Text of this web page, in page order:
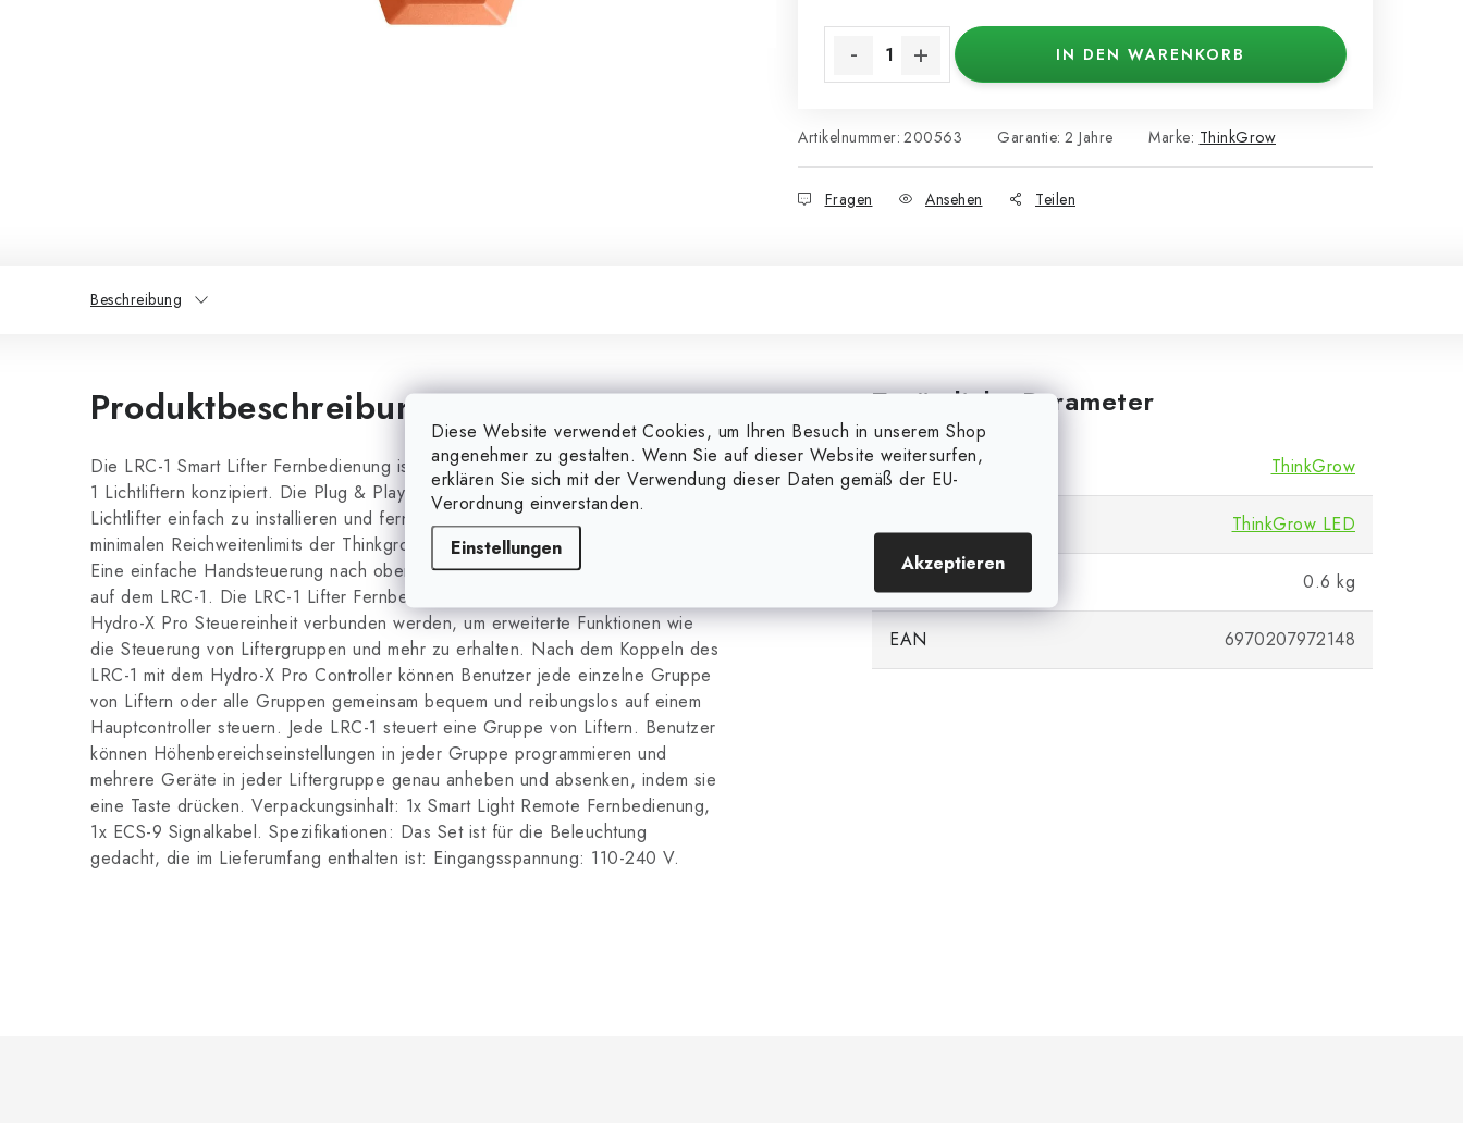
Diese Website verwendet Cookies, um Ihren Besuch in unserem Shop
angenehmer zu gestalten. Wenn Sie auf dieser Website weitersurfen,
erklären Sie sich mit der Verwendung dieser Daten gemäß der EU-
Verordnung einverstanden.
Einstellungen
Akzeptieren
IN DEN WARENKORB
Artikelnummer: 200563 Marke: ThinkGrow
Garantie: 2 Jahre
Fragen Ansehen Teilen
Beschreibung
Produktbeschreibung
Die LRC-1 Smart Lifter Fernbedienung ist zur Verwendung mit den smarten LLT-
1 Lichtliftern konzipiert. Die Plug & Play-Funktion ermöglicht es Benutzern, den
Lichtlifter einfach zu installieren und fernzusteuern und die maximalen und
minimalen Reichweitenlimits der Thinkgrow LLT-1 Lichtlifter zu programmieren.
Eine einfache Handsteuerung nach oben und unten erfolgt über zwei Tasten
auf dem LRC-1. Die LRC-1 Lifter Fernbedienung kann auch mit der TrolMaster
Hydro-X Pro Steuereinheit verbunden werden, um erweiterte Funktionen wie
die Steuerung von Liftergruppen und mehr zu erhalten. Nach dem Koppeln des
LRC-1 mit dem Hydro-X Pro Controller können Benutzer jede einzelne Gruppe
von Liftern oder alle Gruppen gemeinsam bequem und reibungslos auf einem
Hauptcontroller steuern. Jede LRC-1 steuert eine Gruppe von Liftern. Benutzer
können Höhenbereichseinstellungen in jeder Gruppe programmieren und
mehrere Geräte in jeder Liftergruppe genau anheben und absenken, indem sie
eine Taste drücken. Verpackungsinhalt: 1x Smart Light Remote Fernbedienung,
1x ECS-9 Signalkabel. Spezifikationen: Das Set ist für die Beleuchtung
gedacht, die im Lieferumfang enthalten ist: Eingangsspannung: 110-240 V.
Zusätzliche Parameter
Markieren ThinkGrow
ThinkGrow LED
Gewicht 0.6 kg
EAN 6970207972148